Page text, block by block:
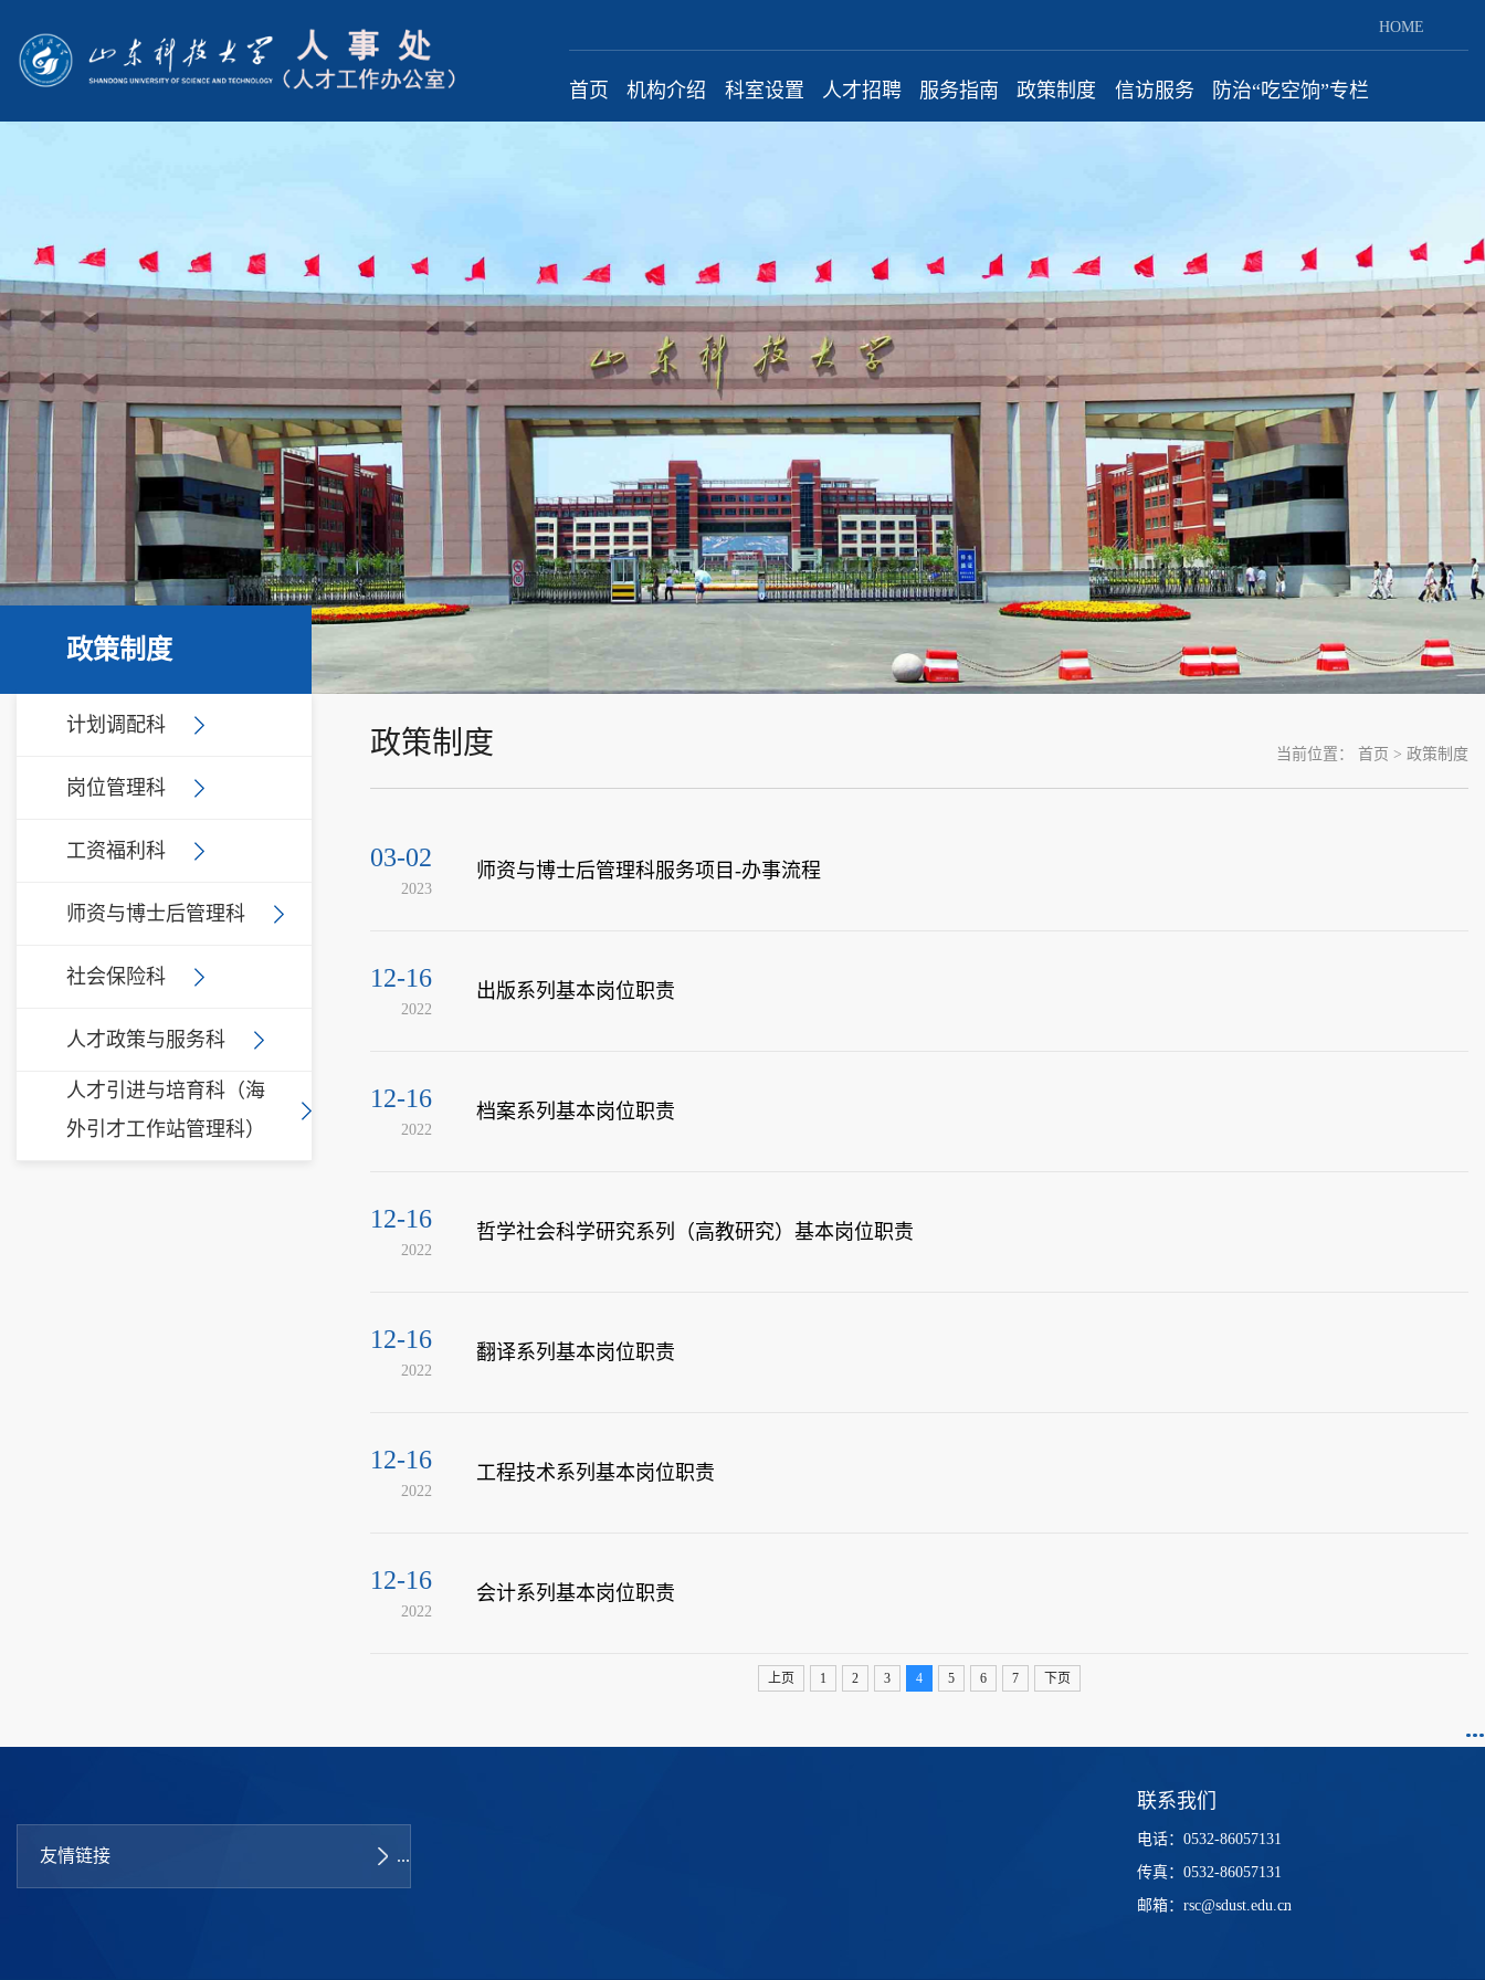
HOME
首页 机构介绍 科室设置 人才招聘 服务指南 政策制度 信访服务 防治“吃空饷”专栏
政策制度
计划调配科
岗位管理科
工资福利科
师资与博士后管理科
社会保险科
人才政策与服务科
人才引进与培育科（海
外引才工作站管理科）
政策制度 当前位置： 首页 > 政策制度
03-02
2023
师资与博士后管理科服务项目-办事流程
12-16
2022
出版系列基本岗位职责
12-16
2022
档案系列基本岗位职责
12-16
2022
哲学社会科学研究系列（高教研究）基本岗位职责
12-16
2022
翻译系列基本岗位职责
12-16
2022
工程技术系列基本岗位职责
12-16
2022
会计系列基本岗位职责
上页 1 2 3 4 5 6 7 下页
友情链接
联系我们
电话：0532-86057131
传真：0532-86057131
邮箱：rsc@sdust.edu.cn